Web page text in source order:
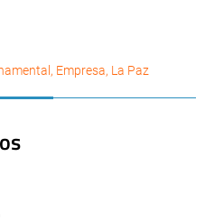
, Empresa, La Paz